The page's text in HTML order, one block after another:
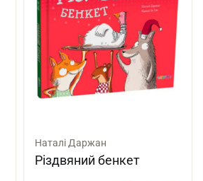
Наталі Даржан
Різдвяний бенкет